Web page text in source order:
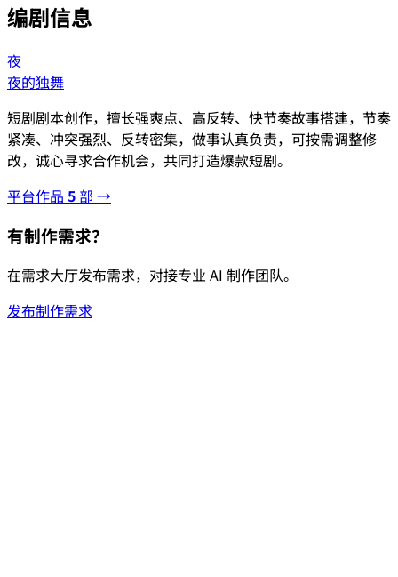
编剧信息
夜
夜的独舞
短剧剧本创作，擅长强爽点、高反转、快节奏故事搭建，节奏
紧凑、冲突强烈、反转密集，做事认真负责，可按需调整修
改，诚心寻求合作机会，共同打造爆款短剧。
平台作品 5部 →
有制作需求？
在需求大厅发布需求，对接专业 AI 制作团队。
发布制作需求